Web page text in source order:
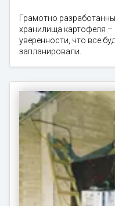
Грамотно
хранилища картофеля –
уверенности, что все
запланировали.